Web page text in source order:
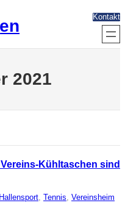
Kontakt
2021
Kühltaschen sind
Hallensport, Tennis, Vereinsheim